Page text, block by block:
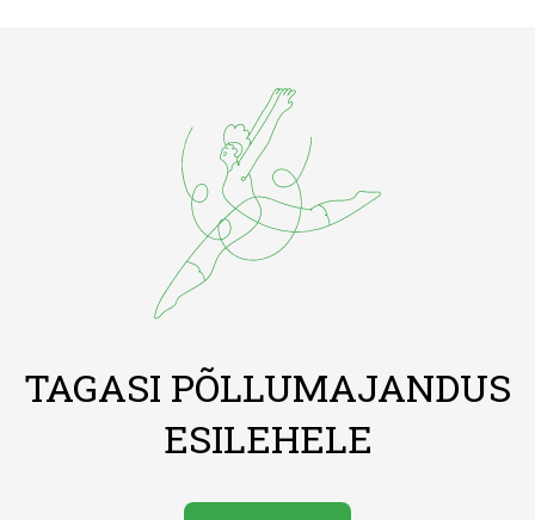
TAGASI PÕLLUMAJANDUS
ESILEHELE